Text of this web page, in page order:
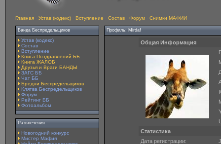
Главная · Устав (кодекс) · Вступление · Состав · Форум · Снимки МАФИИ
Банда Беспредельщиков
Устав (кодекс)
Состав
Вступление
Книга Поздравлений ББ
Книга ЖАЛОБ
Друзья и Враги БАНДЫ
ЗАГС ББ
Чат ББ
Бредни Беспредельщиков
Клятва Беспредельщиков
Форум
Рейтинг ББ
Фотоальбом
Развлечения
Новогодний конкурс
Мистер Мафия
Профиль: Mirdaf
Общая Информация
Статистика
Дата регистрации: